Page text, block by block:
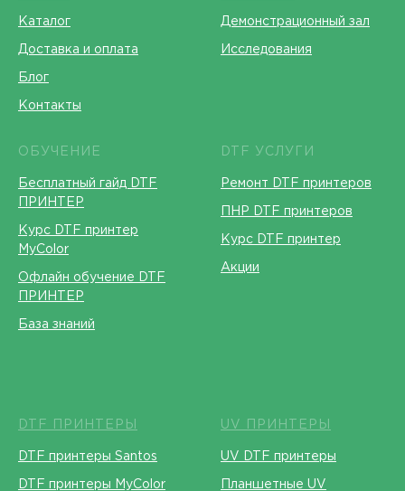
Каталог
Доставка и оплата
Блог
Контакты
Демонстрационный зал
Исследования
ОБУЧЕНИЕ
Бесплатный гайд DTF
ПРИНТЕР
Курс DTF принтер
MyColor
Офлайн обучение DTF
ПРИНТЕР
База знаний
DTF УСЛУГИ
Ремонт DTF принтеров
ПНР DTF принтеров
Курс DTF принтер
Акции
DTF ПРИНТЕРЫ
DTF принтеры Santos
DTF принтеры MyColor
UV ПРИНТЕРЫ
UV DTF принтеры
Планшетные UV